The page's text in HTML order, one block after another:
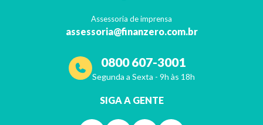
Assessoria de imprensa
assessoria@finanzero.com.br
0800 607-3001
Segunda a Sexta - 9h às 18h
SIGA A GENTE